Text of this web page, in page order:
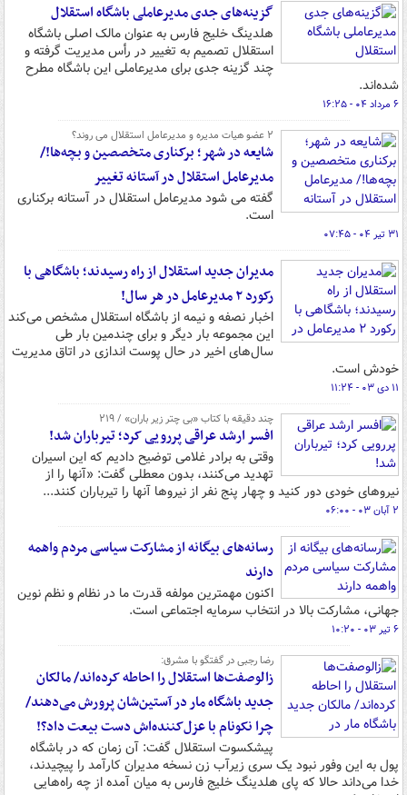
گزینه‌های جدی مدیرعاملی باشگاه استقلال
هلدینگ خلیج فارس به عنوان مالک اصلی باشگاه
استقلال تصمیم به تغییر در رأس مدیریت گرفته و
چند گزینه‌ جدی برای مدیرعاملی این باشگاه مطرح
شده‌اند.
۶ مرداد ۰۴ - ۱۶:۲۵
۲ عضو هیات مدیره و مدیرعامل استقلال می روند؟
شایعه در شهر؛ برکناری متخصصین و بچه‌ها!/
مدیرعامل استقلال در آستانه تغییر
گفته می شود مدیرعامل استقلال در آستانه برکناری
است.
۳۱ تیر ۰۴ - ۰۷:۴۵
مدیران جدید استقلال از راه رسیدند؛ باشگاهی با
رکورد ۲ مدیرعامل در هر سال!
اخبار نصفه و نیمه از باشگاه استقلال مشخص می‌کند
این مجموعه بار دیگر و برای چندمین بار طی
سال‌های اخیر در حال پوست اندازی در اتاق مدیریت
خودش است.
۱۱ دی ۰۳ - ۱۱:۲۴
چند دقیقه با کتاب‌ «بی چتر زیر باران» / ۲۱۹
افسر ارشد عراقی پررویی کرد؛ تیرباران شد!
وقتی به برادر غلامی توضیح دادیم که این اسیران
تهدید می‌کنند، بدون معطلی گفت: «آنها را از
نیروهای خودی دور کنید و چهار پنج نفر از نیروها آنها را تیرباران کنند...
۲ آبان ۰۳ - ۰۶:۰۰
رسانه‌های بیگانه از مشارکت سیاسی مردم واهمه
دارند
اکنون مهمترین مولفه قدرت ما در نظام و نظم نوین
جهانی، مشارکت بالا در انتخاب سرمایه اجتماعی است.
۶ تیر ۰۳ - ۱۰:۲۰
رضا رجبی در گفتگو با مشرق:
زالوصفت‌ها استقلال را احاطه کرده‌اند/ مالکان
جدید باشگاه مار در آستین‌شان پرورش می‌دهند/
چرا نکونام با عزل‌کننده‌اش دست بیعت داد؟!
پیشکسوت استقلال گفت: آن زمان که در باشگاه
پول به این وفور نبود یک سری زیرآب زن نسخه مدیران کارآمد را پیچیدند،
خدا می‌داند حالا که پای هلدینگ خلیج فارس به میان آمده از چه راه‌هایی